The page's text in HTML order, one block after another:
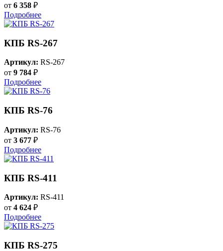
от 6 358 ₽
Подробнее
КПБ RS-267
Артикул: RS-267
от 9 784 ₽
Подробнее
КПБ RS-76
Артикул: RS-76
от 3 677 ₽
Подробнее
КПБ RS-411
Артикул: RS-411
от 4 624 ₽
Подробнее
КПБ RS-275